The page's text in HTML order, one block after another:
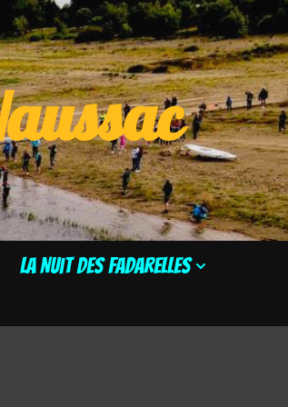
La Nuit des Fadarelles